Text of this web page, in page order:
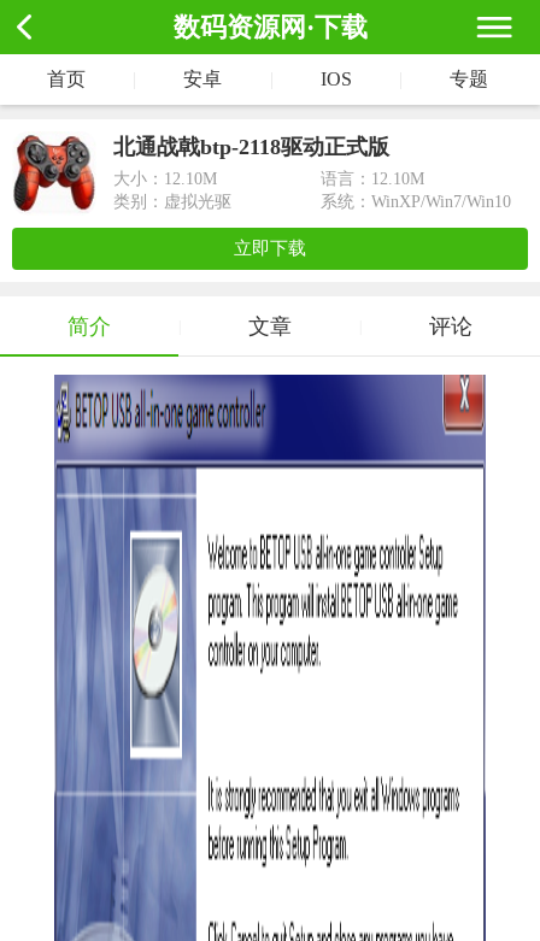
数码资源网·下载
首页 安卓 IOS 专题
北通战戟btp-2118驱动正式版
大小： 12.10M
语言：12.10M
类别：虚拟光驱
系统：WinXP/Win7/Win10
立即下载
简介 文章 评论